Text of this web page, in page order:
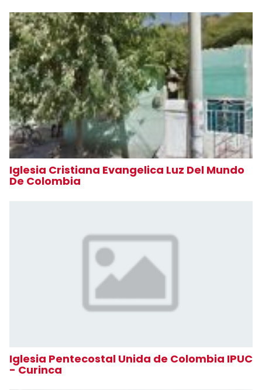
Iglesia Cristiana Evangelica Luz Del Mundo
De Colombia
Iglesia Pentecostal Unida de Colombia IPUC
- Curinca